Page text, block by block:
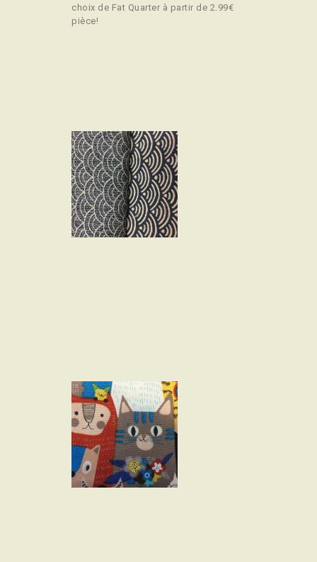
choix de Fat Quarter à partir de 2.99€
pièce!